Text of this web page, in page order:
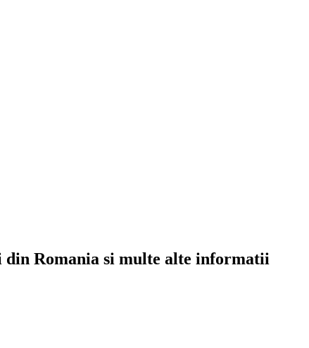
Romania si multe alte informatii